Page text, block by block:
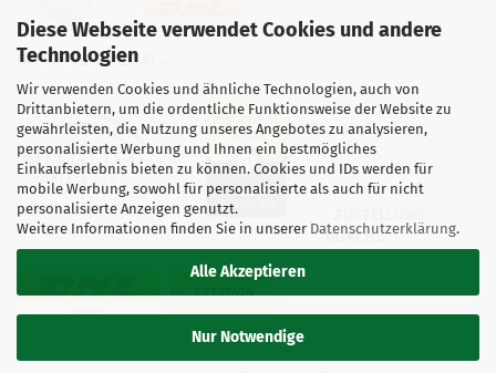
Diese Webseite verwendet Cookies und andere
Technologien
Wir verwenden Cookies und ähnliche Technologien, auch von
Drittanbietern, um die ordentliche Funktionsweise der Website zu
gewährleisten, die Nutzung unseres Angebotes zu analysieren,
personalisierte Werbung und Ihnen ein bestmögliches
Einkaufserlebnis bieten zu können. Cookies und IDs werden für
mobile Werbung, sowohl für personalisierte als auch für nicht
personalisierte Anzeigen genutzt.
Weitere Informationen finden Sie in unserer Datenschutzerklärung.
Alle Akzeptieren
Nur Notwendige
GEPRÜFTE QUALITÄT...
DURCH...